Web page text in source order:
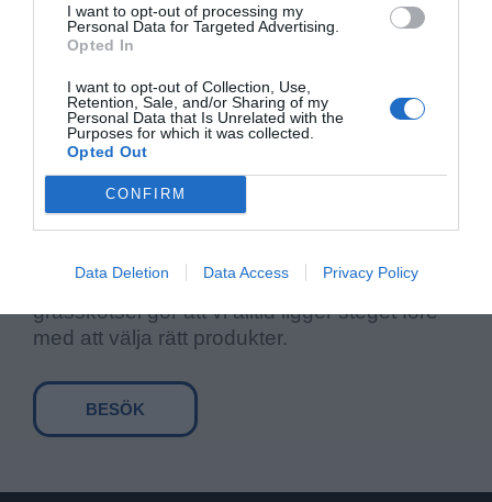
I want to opt-out of processing my
Personal Data for Targeted Advertising.
Opted In
I want to opt-out of Collection, Use,
Retention, Sale, and/or Sharing of my
Personal Data that Is Unrelated with the
Purposes for which it was collected.
Opted Out
CONFIRM
Data Deletion Data Access Privacy Policy
Om XEED
I över 40 år har vi på Svensk Jordelit AB
levererat produkter av proffskvalitet till
golfbanor och fotbollsplaner runtom i Sverige.
Det är viktigt för oss att det vi levererar är noga
utvald och anpassat efter våra kunders behov.
Vår kunnighet och expertkunskap inom
grässkötsel gör att vi alltid ligger steget före
med att välja rätt produkter.
BESÖK